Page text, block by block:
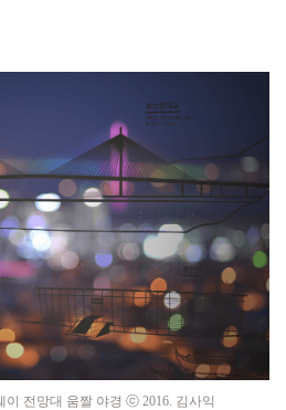
전망대 움짤 야경 ⓒ 2016. 김사익